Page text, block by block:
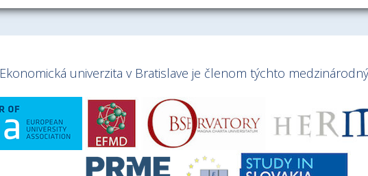
Ekonomická univerzita v Bratislave je členom týchto